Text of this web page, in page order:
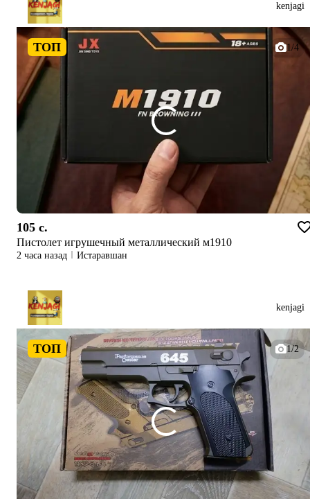
kenjagi
ТОП 1/4
105 c.
Пистолет игрушечный металлический м1910
2 часа назад Истаравшан
kenjagi
ТОП 1/2